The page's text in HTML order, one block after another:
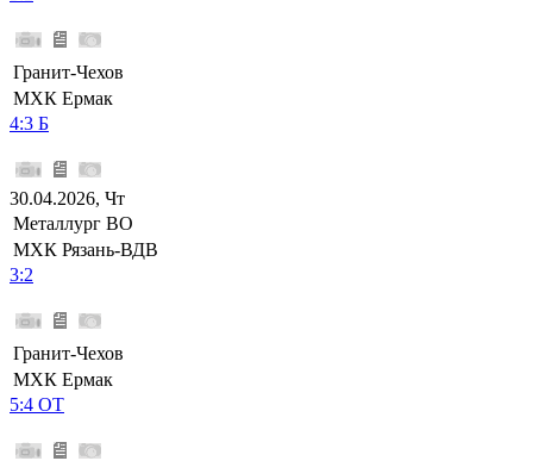
Гранит-Чехов
МХК Ермак
4:3 Б
30.04.2026, Чт
Металлург ВО
МХК Рязань-ВДВ
3:2
Гранит-Чехов
МХК Ермак
5:4 ОТ